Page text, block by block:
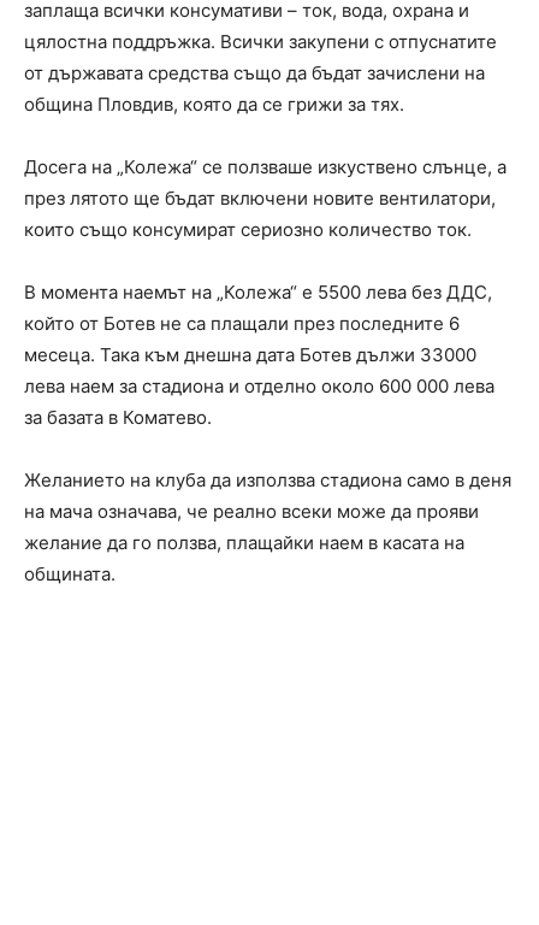
заплаща всички консумативи – ток, вода, охрана и
цялостна поддръжка. Всички закупени с отпуснатите
от държавата средства също да бъдат зачислени на
община Пловдив, която да се грижи за тях.
Досега на „Колежа“ се ползваше изкуствено слънце, а
през лятото ще бъдат включени новите вентилатори,
които същo консумират сериозно количество ток.
В момента наемът на „Колежа“ е 5500 лева без ДДС,
който от Ботев не са плащали през последните 6
месеца. Така към днешна дата Ботев дължи 33000
лева наем за стадиона и отделно около 600 000 лева
за базата в Коматево.
Желанието на клуба да използва стадиона само в деня
на мача означава, че реално всеки може да прояви
желание да го ползва, плащайки наем в касата на
общината.